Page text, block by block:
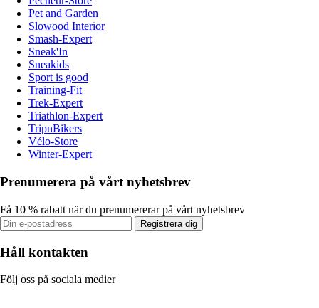
Pet and Garden
Slowood Interior
Smash-Expert
Sneak'In
Sneakids
Sport is good
Training-Fit
Trek-Expert
Triathlon-Expert
TripnBikers
Vélo-Store
Winter-Expert
Prenumerera på vårt nyhetsbrev
Få 10 % rabatt när du prenumererar på vårt nyhetsbrev
Registrera dig
Håll kontakten
Följ oss på sociala medier